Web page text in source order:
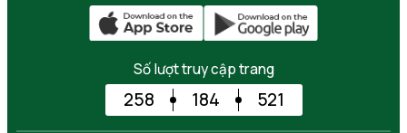
Số lượt truy cập trang
258 184 521